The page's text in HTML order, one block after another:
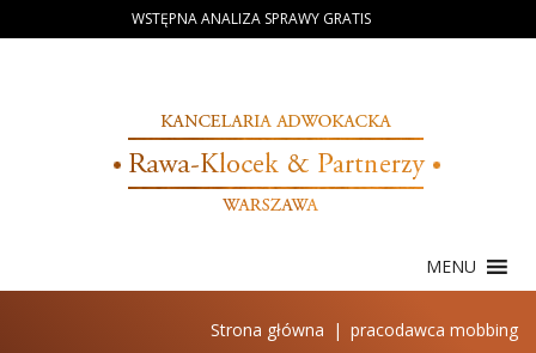
to
WSTĘPNA ANALIZA SPRAWY GRATIS
MENU
Strona główna | pracodawca mobbing